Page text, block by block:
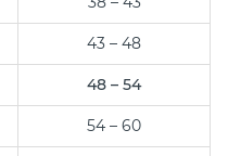
43 – 48
48 – 54
54 – 60